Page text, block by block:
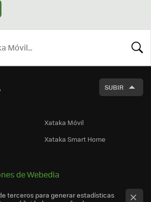
SUBIR
Xataka Móvil
Xataka Smart Home
de Webedia
terceros para generar estadísticas